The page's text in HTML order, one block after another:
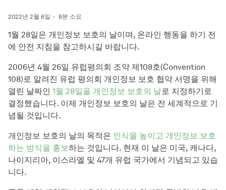
2022년 2월 6일 8분 소요
1월 28일은 개인정보 보호의 날이며, 온라인 행동을 하기 전
에 안전 지침을 참고하시길 바랍니다.
2006년 4월 26일 유럽평의회 조약 제108호(Convention
108)로 알려진 유럽 평의회 개인정보 보호 협약 서명을 위해
열린 날짜인 1월 28일을 개인정보 보호의 날로 지정하기로
결정했습니다. 이제 개인정보 보호의 날은 전 세계적으로 기
념될 것입니다.
개인정보 보호의 날의 목적은 인식을 높이고 개인정보 보호
하는 방식을 홍보하는 것입니다. 현재 이 날은 미국, 캐나다,
나이지리아, 이스라엘 및 47개 유럽 국가에서 기념되고 있습
니다.